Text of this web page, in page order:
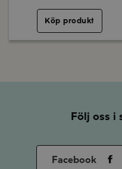
Köp produkt
Följ oss i
Facebook